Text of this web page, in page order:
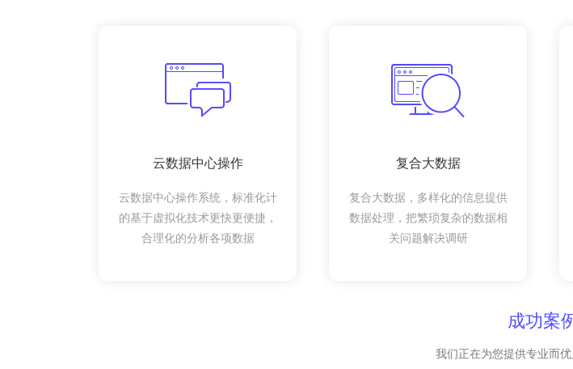
云数据中心操作
云数据中心操作系统，标准化计
的基于虚拟化技术更快更便捷，
合理化的分析各项数据
复合大数据
复合大数据，多样化的信息提供
数据处理，把繁琐复杂的数据相
关问题解决调研
成功案
我们正在为您提供专业而